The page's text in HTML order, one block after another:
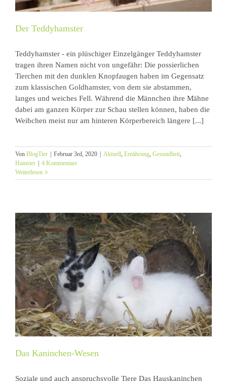
Der Teddyhamster
Teddyhamster - ein plüschiger Einzelgänger Teddyhamster
tragen ihren Namen nicht von ungefähr: Die possierlichen
Tierchen mit den dunklen Knopfaugen haben im Gegensatz
zum klassischen Goldhamster, von dem sie abstammen,
langes und weiches Fell. Während die Männchen ihre Mähne
dabei am ganzen Körper zur Schau stellen können, haben die
Weibchen meist nur am hinteren Körperbereich längere [...]
Von BlogTier | Februar 3rd, 2020 | Aktuell Ernährung Gesundheit
Hamster | 4 Kommentare
Weiterlesen
Das Kaninchen-Wesen
Soziale und auch anspruchsvolle Tiere Das Hauskaninchen